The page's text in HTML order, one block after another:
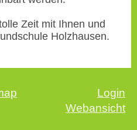
Zeit mit Ihnen und
Holzhausen.
Login
Webansicht